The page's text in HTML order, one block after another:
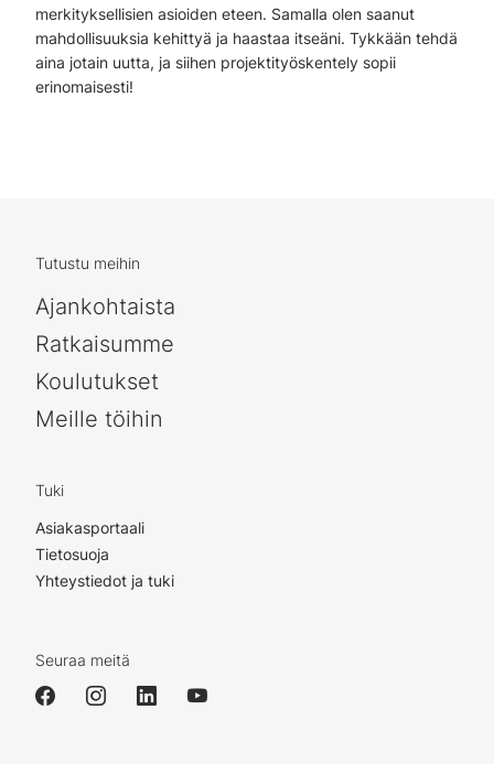
merkityksellisien asioiden eteen. Samalla olen saanut
mahdollisuuksia kehittyä ja haastaa itseäni. Tykkään tehdä
aina jotain uutta, ja siihen projektityöskentely sopii
erinomaisesti!
Tutustu meihin
Ajankohtaista
Ratkaisumme
Koulutukset
Meille töihin
Tuki
Asiakasportaali
Tietosuoja
Yhteystiedot ja tuki
Seuraa meitä